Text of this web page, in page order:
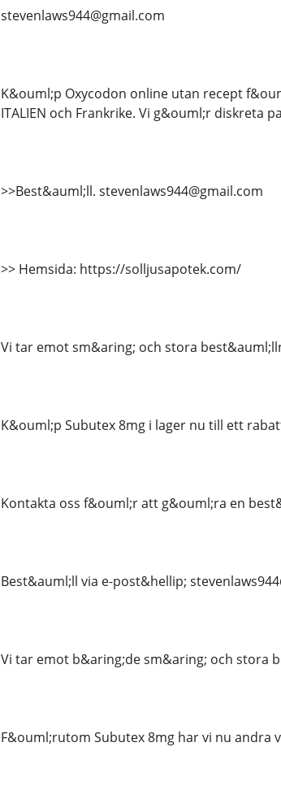
stevenlaws944@gmail.com
K&ouml;p Oxycodon online utan recept
ITALIEN och Frankrike. Vi g&ouml;r diskreta
>>Best&auml;ll. stevenlaws944@gmail.com
>> Hemsida: https://solljusapotek.com/
Vi tar emot sm&aring; och stora
K&ouml;p Subutex 8mg i lager nu till ett
Kontakta oss f&ouml;r att g&ouml;ra en
Best&auml;ll via e-post&hellip;
Vi tar emot b&aring;de sm&aring; och stora
F&ouml;rutom Subutex 8mg har vi nu andra